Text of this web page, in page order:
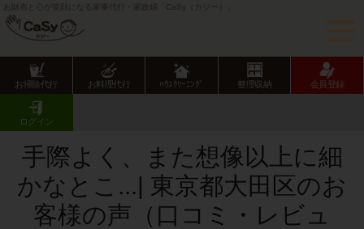
お財布と心が笑顔になる家事代行・家政婦「CaSy（カジー）」
お掃除代行 お料理代行 ﾊｳｽｸﾘｰﾆﾝｸﾞ 整理収納 会員登録
ログイン
CaSy TOP
お客様の声･口コミ詳細
手際よく、また想像以上に細
かなとこ...| 東京都大田区のお
客様の声（口コミ・レビュ